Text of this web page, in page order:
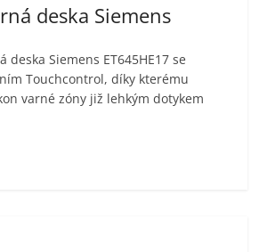
deska Siemens
deska Siemens ET645HE17 se
Touchcontrol, díky kterému
varné zóny již lehkým dotykem